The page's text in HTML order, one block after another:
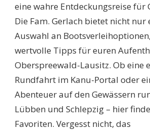
eine wahre Entdeckungsreise für
Die Fam. Gerlach bietet nicht nur
Auswahl an
wertvolle Tipps für euren
Oberspreewald-Lausitz. Ob eine
Rundfahrt im Kanu-Portal oder
Abenteuer auf den Gewässern
Lübben und Schlepzig – hier
Favoriten. Vergesst nicht, das